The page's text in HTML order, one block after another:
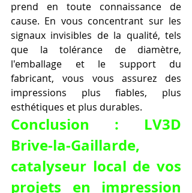
prend en toute connaissance de
cause. En vous concentrant sur les
signaux invisibles de la qualité, tels
que la tolérance de diamètre,
l'emballage et le support du
fabricant, vous vous assurez des
impressions plus fiables, plus
esthétiques et plus durables.
Conclusion : LV3D
Brive-la-Gaillarde,
catalyseur local de vos
projets en impression